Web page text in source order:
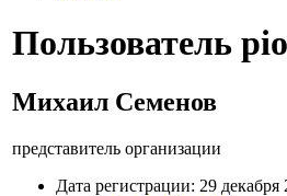
Пользователь
Михаил Семенов
представитель организации
Дата регистрации: 29 декабря